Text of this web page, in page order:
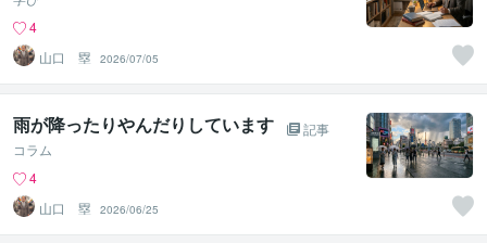
4
山口 塁
2026/07/05
雨が降ったりやんだりしています
記事
コラム
4
山口 塁
2026/06/25